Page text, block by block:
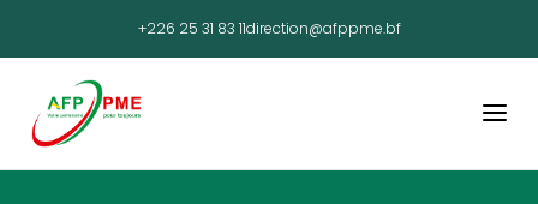
+226 25 31 83 11direction@afppme.bf